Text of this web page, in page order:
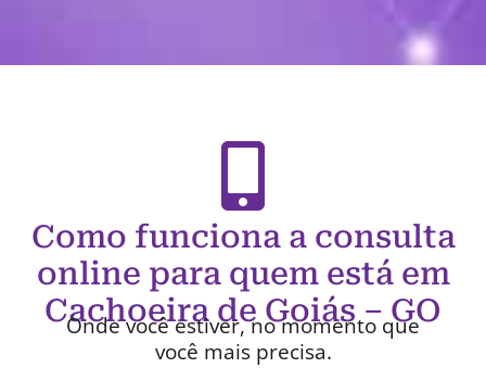
Como funciona a consulta
online para quem está em
Cachoeira de Goiás – GO
Onde você estiver, no momento que
você mais precisa.